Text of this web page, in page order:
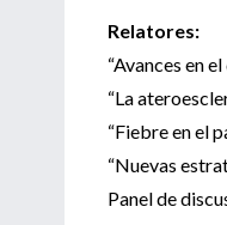
Relatores:
“Avances en
“La
“Fiebre en el
“Nuevas
Panel de